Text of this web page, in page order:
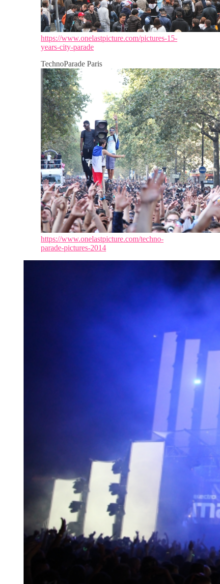
https://www.onelastpicture.com/pictures-15-
years-city-parade
TechnoParade Paris
https://www.onelastpicture.com/techno-
parade-pictures-2014